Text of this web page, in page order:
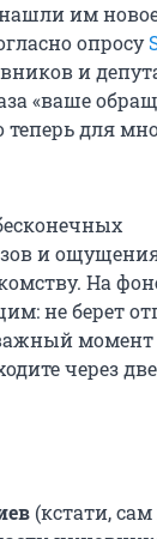
им
опросу
и
«ваше
для
и
На
не берет
момент
через
(кстати, сам